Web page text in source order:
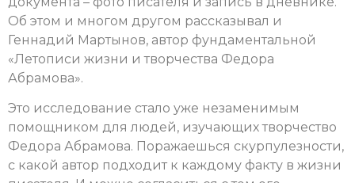
Об этом и многом другом рассказывал и
Геннадий Мартынов, автор фундаментальной
«Летописи жизни и творчества Федора
Абрамова».
Это исследование стало уже незаменимым
помощником для людей, изучающих творчество
Федора Абрамова. Поражаешься скурпулезности,
с какой автор подходит к каждому факту в жизни